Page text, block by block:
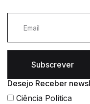
Subscrever
Desejo Receber
Ciência Política